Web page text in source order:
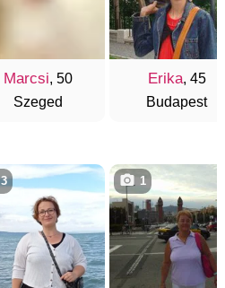
Marcsi, 50
Szeged
Erika, 45
Budapest
3 1